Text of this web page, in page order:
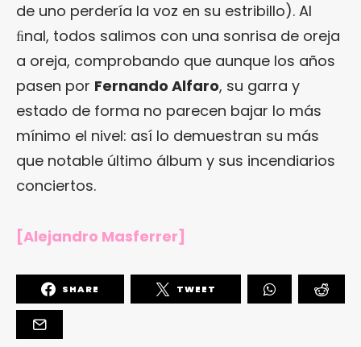
de uno perdería la voz en su estribillo). Al
ﬁnal, todos salimos con una sonrisa de oreja
a oreja, comprobando que aunque los años
pasen por Fernando Alfaro, su garra y
estado de forma no parecen bajar lo más
mínimo el nivel: así lo demuestran su más
que notable último álbum y sus incendiarios
conciertos.
[Alejandro Masferrer]
SHARE TWEET